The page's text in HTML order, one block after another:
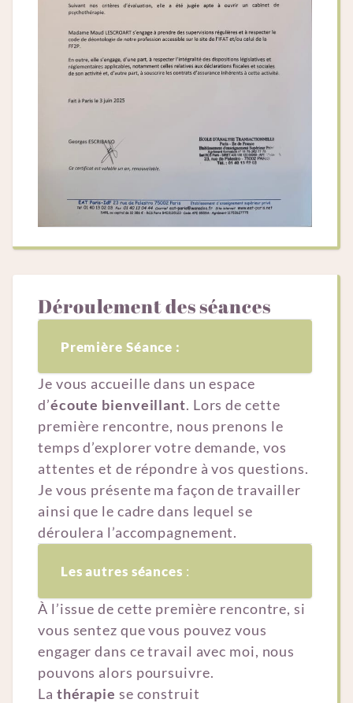
Déroulement des séances
Première Séance :
Je vous accueille dans un espace
d’écoute bienveillant. Lors de cette
première rencontre, nous prenons le
temps d’explorer votre demande, vos
attentes et de répondre à vos questions.
Je vous présente ma façon de travailler
ainsi que le cadre dans lequel se
déroulera l’accompagnement.
Les autres séances :
À l’issue de cette première rencontre, si
vous sentez que vous pouvez vous
engager dans ce travail avec moi, nous
pouvons alors poursuivre.
La thérapie se construit